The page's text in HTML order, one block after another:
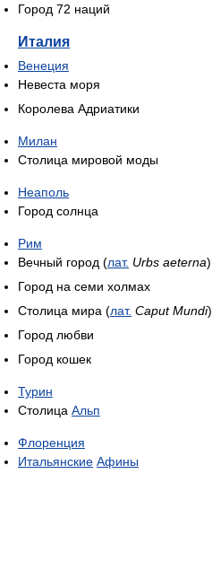
Город 72 наций
Италия
Венеция
Невеста моря
Королева Адриатики
Милан
Столица мировой моды
Неаполь
Город солнца
Рим
Вечный город (лат. Urbs aeterna)
Город на семи холмах
Столица мира (лат. Caput Mundi)
Город любви
Город кошек
Турин
Столица Альп
Флоренция
Итальянские Афины